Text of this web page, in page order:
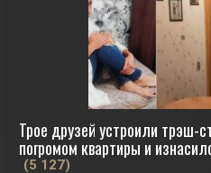
Трое друзей устроили трэш-
погромом квартиры и
(5 127)